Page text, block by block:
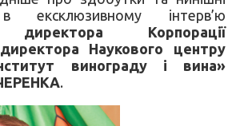
інтерв’ю
директора Корпорації
Наукового центру
винограду і вина»
.